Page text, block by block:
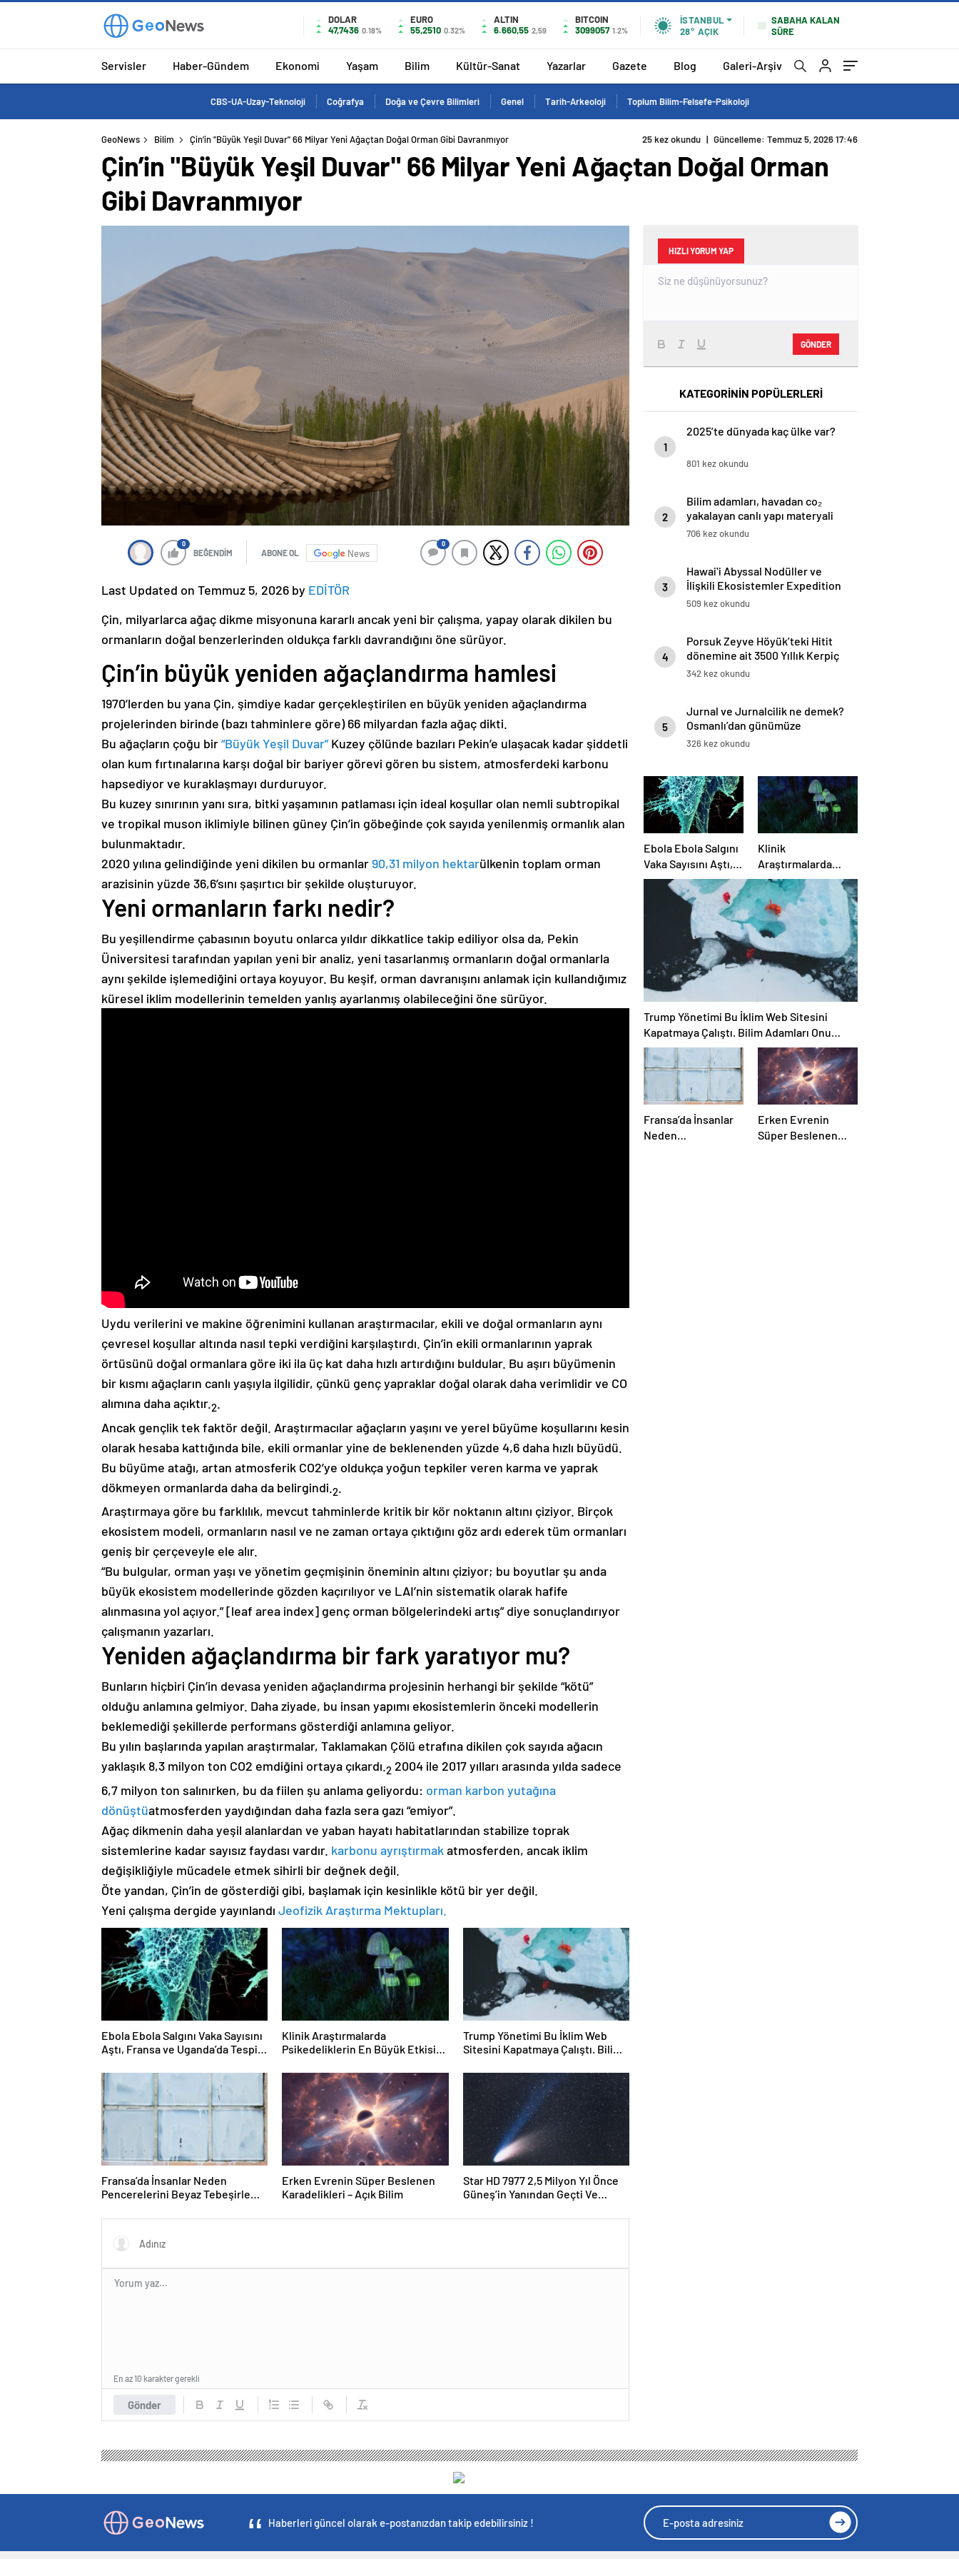
DOLAR
47,7436 0.18%
EURO
55,2510 0.32%
ALTIN
6.660,55 2,59
BITCOIN
3099057 1.2%
İSTANBUL
28° AÇIK
SABAHA KALAN
SÜRE
Servisler Haber-Gündem Ekonomi Yaşam Bilim Kültür-Sanat Yazarlar Gazete Blog Galeri-Arşiv
CBS-UA-Uzay-Teknoloji Coğrafya Doğa ve Çevre Bilimleri Genel Tarih-Arkeoloji Toplum Bilim-Felsefe-Psikoloji
GeoNews Bilim Çin’in "Büyük Yeşil Duvar" 66 Milyar Yeni Ağaçtan Doğal Orman Gibi Davranmıyor 25 kez okundu | Güncelleme: Temmuz 5, 2026 17:46
Çin’in "Büyük Yeşil Duvar" 66 Milyar Yeni Ağaçtan Doğal Orman
Gibi Davranmıyor
0
BEĞENDİM ABONE OL News
0
Last Updated on Temmuz 5, 2026 by EDİTÖR
Çin, milyarlarca ağaç dikme misyonuna kararlı ancak yeni bir çalışma, yapay olarak dikilen bu
ormanların doğal benzerlerinden oldukça farklı davrandığını öne sürüyor.
Çin’in büyük yeniden ağaçlandırma hamlesi
1970’lerden bu yana Çin, şimdiye kadar gerçekleştirilen en büyük yeniden ağaçlandırma
projelerinden birinde (bazı tahminlere göre) 66 milyardan fazla ağaç dikti.
Bu ağaçların çoğu bir“Büyük Yeşil Duvar”Kuzey çölünde bazıları Pekin’e ulaşacak kadar şiddetli
olan kum fırtınalarına karşı doğal bir bariyer görevi gören bu sistem, atmosferdeki karbonu
hapsediyor ve kuraklaşmayı durduruyor.
Bu kuzey sınırının yanı sıra, bitki yaşamının patlaması için ideal koşullar olan nemli subtropikal
ve tropikal muson iklimiyle bilinen güney Çin’in göbeğinde çok sayıda yenilenmiş ormanlık alan
bulunmaktadır.
2020 yılına gelindiğinde yeni dikilen bu ormanlar90,31 milyon hektarülkenin toplam orman
arazisinin yüzde 36,6’sını şaşırtıcı bir şekilde oluşturuyor.
Yeni ormanların farkı nedir?
Bu yeşillendirme çabasının boyutu onlarca yıldır dikkatlice takip ediliyor olsa da, Pekin
Üniversitesi tarafından yapılan yeni bir analiz, yeni tasarlanmış ormanların doğal ormanlarla
aynı şekilde işlemediğini ortaya koyuyor. Bu keşif, orman davranışını anlamak için kullandığımız
küresel iklim modellerinin temelden yanlış ayarlanmış olabileceğini öne sürüyor.
Uydu verilerini ve makine öğrenimini kullanan araştırmacılar, ekili ve doğal ormanların aynı
çevresel koşullar altında nasıl tepki verdiğini karşılaştırdı. Çin’in ekili ormanlarının yaprak
örtüsünü doğal ormanlara göre iki ila üç kat daha hızlı artırdığını buldular. Bu aşırı büyümenin
bir kısmı ağaçların canlı yaşıyla ilgilidir, çünkü genç yapraklar doğal olarak daha verimlidir ve CO
alımına daha açıktır.2.
Ancak gençlik tek faktör değil. Araştırmacılar ağaçların yaşını ve yerel büyüme koşullarını kesin
olarak hesaba kattığında bile, ekili ormanlar yine de beklenenden yüzde 4,6 daha hızlı büyüdü.
Bu büyüme atağı, artan atmosferik CO2’ye oldukça yoğun tepkiler veren karma ve yaprak
dökmeyen ormanlarda daha da belirgindi.2.
Araştırmaya göre bu farklılık, mevcut tahminlerde kritik bir kör noktanın altını çiziyor. Birçok
ekosistem modeli, ormanların nasıl ve ne zaman ortaya çıktığını göz ardı ederek tüm ormanları
geniş bir çerçeveyle ele alır.
“Bu bulgular, orman yaşı ve yönetim geçmişinin öneminin altını çiziyor; bu boyutlar şu anda
büyük ekosistem modellerinde gözden kaçırılıyor ve LAI’nin sistematik olarak hafife
alınmasına yol açıyor.” [leaf area index] genç orman bölgelerindeki artış” diye sonuçlandırıyor
çalışmanın yazarları.
Yeniden ağaçlandırma bir fark yaratıyor mu?
Bunların hiçbiri Çin’in devasa yeniden ağaçlandırma projesinin herhangi bir şekilde “kötü”
olduğu anlamına gelmiyor. Daha ziyade, bu insan yapımı ekosistemlerin önceki modellerin
beklemediği şekillerde performans gösterdiği anlamına geliyor.
Bu yılın başlarında yapılan araştırmalar, Taklamakan Çölü etrafına dikilen çok sayıda ağacın
yaklaşık 8,3 milyon ton CO2 emdiğini ortaya çıkardı.2 2004 ile 2017 yılları arasında yılda sadece
6,7 milyon ton salınırken, bu da fiilen şu anlama geliyordu: orman karbon yutağına
dönüştüatmosferden yaydığından daha fazla sera gazı “emiyor”.
Ağaç dikmenin daha yeşil alanlardan ve yaban hayatı habitatlarından stabilize toprak
sistemlerine kadar sayısız faydası vardır. karbonu ayrıştırmakatmosferden, ancak iklim
değişikliğiyle mücadele etmek sihirli bir değnek değil.
Öte yandan, Çin’in de gösterdiği gibi, başlamak için kesinlikle kötü bir yer değil.
Yeni çalışma dergide yayınlandı Jeofizik Araştırma Mektupları.
Ebola Ebola Salgını Vaka Sayısını
Aştı, Fransa ve Uganda’da Tespit
Klinik Araştırmalarda
Psikedeliklerin En Büyük Etkisi
İnsanların Hedeflerini,
Değerlerini, Kariyerlerini ve
İlişkilerini Değiştiriyor Gibi
Görünüyorlar
Trump Yönetimi Bu İklim Web
Sitesini Kapatmaya Çalıştı. Bilim
Hale Getirdi
Fransa’da İnsanlar Neden
Pencerelerini Beyaz Tebeşirle
Erken Evrenin Süper Beslenen
Karadelikleri – Açık Bilim
Star HD 7977 2,5 Milyon Yıl Önce
Güneş’in Yanından Geçti Ve
Rahatsızlığı Görebiliyoruz
Gönder
En az 10 karakter gerekli
HIZLI YORUM YAP
GÖNDER
KATEGORİNİN POPÜLERLERİ
1
2025’te dünyada kaç ülke var?
801 kez okundu
2
Bilim adamları, havadan co₂
yakalayan canlı yapı materyali
yaratıyor
706 kez okundu
3
Hawaiʻi Abyssal Nodüller ve
İlişkili Ekosistemler Expedition
509 kez okundu
4
Porsuk Zeyve Höyük’teki Hitit
dönemine ait 3500 Yıllık Kerpiç
Yapılar
342 kez okundu
5
Jurnal ve Jurnalcilik ne demek?
Osmanlı’dan günümüze
ihbarcılık
326 kez okundu
Ebola Ebola Salgını
Vaka Sayısını Aştı,
Fransa ve
Uganda’da Tespit
Klinik
Araştırmalarda
Psikedeliklerin En
Büyük Etkisi
Gözden Kaçıyor
Olabilir: İnsanların
Hedeflerini,
Değerlerini,
Kariyerlerini ve
Değiştiriyor Gibi
Görünüyorlar
Trump Yönetimi Bu İklim Web Sitesini
Kapatmaya Çalıştı. Bilim Adamları Onu
Tekrar Çevrimiçi Hale Getirdi
Fransa’da İnsanlar
Neden
Erken Evrenin
Süper Beslenen
Haberleri güncel olarak e-postanızdan takip edebilirsiniz !